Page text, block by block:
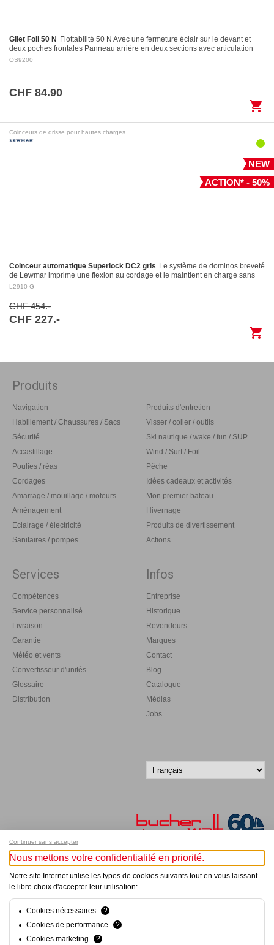
Gilet Foil 50 N
Flottabilité 50 N Avec une fermeture éclair sur le devant et
deux poches frontales Panneau arrière en deux sections avec articulation
pour des…
OS9200
CHF 84.90
shopping_cart
Coinceurs de drisse pour hautes charges
NEW
ACTION* - 50%
Coinceur automatique Superlock DC2 gris Le système de dominos breveté
de Lewmar imprime une flexion au cordage et le maintient en charge sans
l’endommager Largage contrôlé: le levier…
L2910-G
CHF 454.-
CHF 227.-
shopping_cart
Produits
Navigation
Habillement / Chaussures / Sacs
Sécurité
Accastillage
Poulies / réas
Cordages
Amarrage / mouillage / moteurs
Aménagement
Eclairage / électricité
Sanitaires / pompes
Produits d'entretien
Visser / coller / outils
Ski nautique / wake / fun / SUP
Wind / Surf / Foil
Pêche
Idées cadeaux et activités
Mon premier bateau
Hivernage
Produits de divertissement
Actions
Services
Compétences
Service personnalisé
Livraison
Garantie
Météo et vents
Convertisseur d'unités
Glossaire
Distribution
Infos
Entreprise
Historique
Revendeurs
Marques
Contact
Blog
Catalogue
Médias
Jobs
© Bucher+Walt 2011-2026
Tous droits réservés - Informations non contractuelles
Continuer sans accepter
Nous mettons votre confidentialité en priorité.
Notre site Internet utilise les types de cookies suivants tout en vous laissant
le libre choix d'accepter leur utilisation:
Cookies nécessaires
?
Cookies de performance
?
Cookies marketing
?